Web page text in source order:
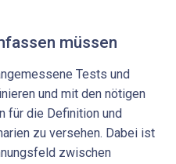
müssen
Tests und
und mit den nötigen
für die Definition und
zu versehen. Dabei ist
zwischen